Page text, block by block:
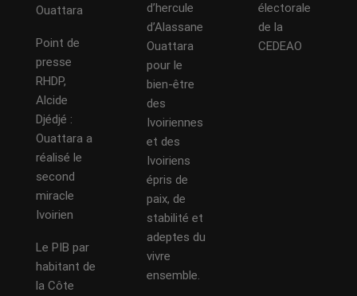
Ouattara
Point de
presse
RHDP,
Alcide
Djédjé :
Ouattara a
réalisé le
second
miracle
Ivoirien
Le PIB par
habitant de
la Côte
d’hercule
d’Alassane
Ouattara
pour le
bien-être
des
Ivoiriennes
et des
Ivoiriens
épris de
paix, de
stabilité et
adeptes du
vivre
ensemble.
électorale
de la
CEDEAO